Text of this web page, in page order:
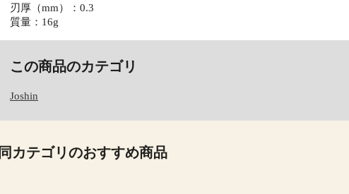
刃厚（mm）：0.3
質量：16g
この商品のカテゴリ
Joshin
同カテゴリのおすすめ商品